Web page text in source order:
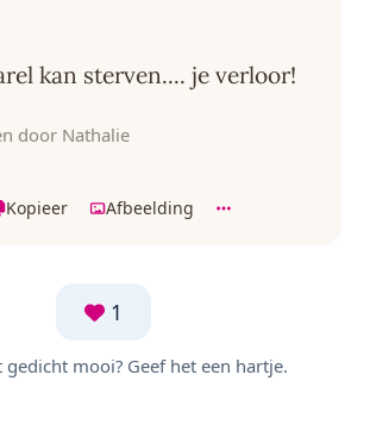
kan sterven.... je verloor!
door Nathalie
Kopieer Afbeelding
1
gedicht mooi? Geef het een hartje.